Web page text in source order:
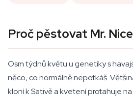
Proč pěstovat Mr.
Osm týdnů květu u genetiky s
něco, co normálně nepotkáš.
kloní k Sativě a kvetení protahuje